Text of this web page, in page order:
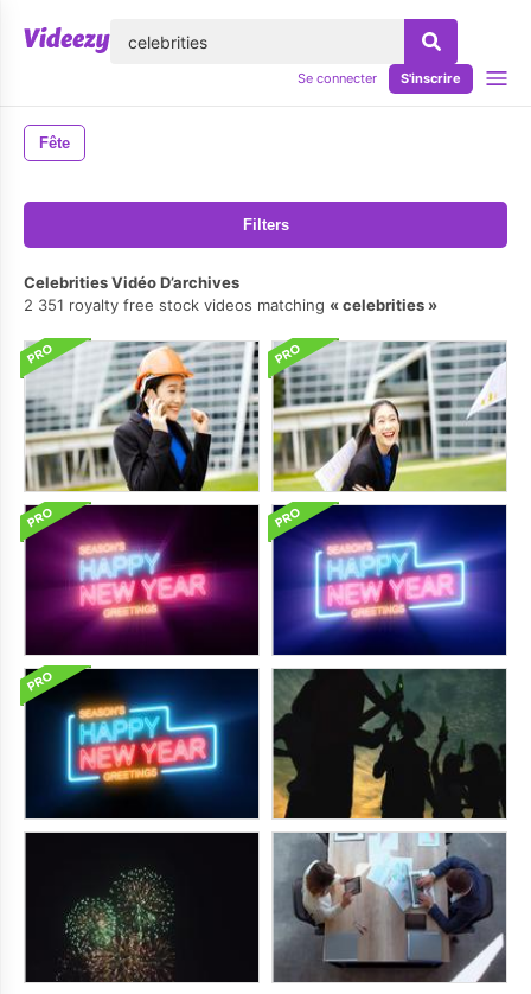
Se connecter S'inscrire
Fête
Filters
Celebrities Vidéo D’archives
2 351 royalty free stock videos matching
celebrities